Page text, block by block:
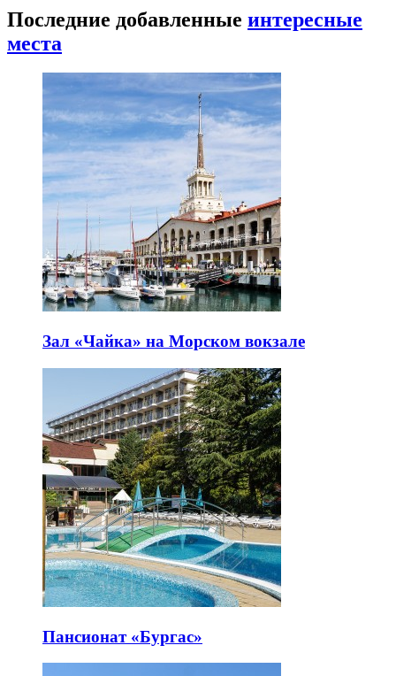
Последние добавленные интересные
места
Зал «Чайка» на Морском вокзале
Пансионат «Бургас»